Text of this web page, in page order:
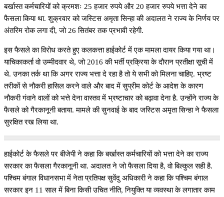
बर्खास्त कर्मचारियों को क्रमशः 25 हजार रुपये और 20 हजार रुपये भत्ता देने का
फैसला किया था. शुक्रवार को जस्टिस अमृता सिन्हा की अदालत ने राज्य के निर्णय पर
अंतरिम रोक लगा दी, जो 26 सितंबर तक प्रभावी रहेगी.
इस फैसले का विरोध करते हुए कलकत्ता हाईकोर्ट में एक मामला दायर किया गया था।
याचिकाकर्ता वो उम्मीदवार थे, जो 2016 की भर्ती प्रक्रिया के दौरान प्रतीक्षा सूची में
थे. उनका तर्क था कि अगर राज्य भत्ता दे रहा है तो ये सभी को मिलना चाहिए. भ्रष्ट
तरीकों से नौकरी हासिल करने वाले और बाद में सुप्रीम कोर्ट के आदेश के कारण
नौकरी गंवाने वालों को भत्ते देना वास्तव में भ्रष्टाचार को बढ़ावा देना है. उन्होंने राज्य के
फैसले को गैरकानूनी बताया. मामले की सुनवाई के बाद जस्टिस अमृता सिन्हा ने फैसला
सुरक्षित रख लिया था.
हाईकोर्ट के फैसले पर बीजेपी ने कहा कि बर्खास्त कर्मचारियों को भत्ता देने का राज्य
सरकार का फैसला गैरकानूनी था. अदालत ने जो फैसला दिया है, वो बिल्कुल सही है.
पश्चिम बंगाल विधानसभा में नेता प्रतिपक्ष सुवेंदु अधिकारी ने कहा कि पश्चिम बंगाल
सरकार इन 11 साल में बिना किसी उचित नीति, नियुक्ति या व्यवस्था के लगातार काम